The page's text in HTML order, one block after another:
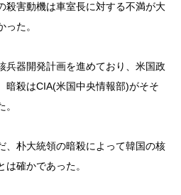
殺害動機は車室長に対する不満が大
た。
兵器開発計画を進めており、米国政
暗殺はCIA(米国中央情報部)がそそ
、朴大統領の暗殺によって韓国の核
確かであった。